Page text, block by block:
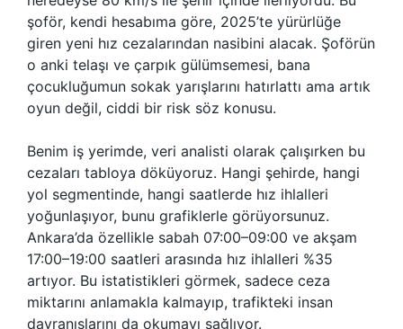
şoför, kendi hesabıma göre, 2025’te yürürlüğe
giren yeni hız cezalarından nasibini alacak. Şoförün
o anki telaşı ve çarpık gülümsemesi, bana
çocukluğumun sokak yarışlarını hatırlattı ama artık
oyun değil, ciddi bir risk söz konusu.
Benim iş yerimde, veri analisti olarak çalışırken bu
cezaları tabloya döküyoruz. Hangi şehirde, hangi
yol segmentinde, hangi saatlerde hız ihlalleri
yoğunlaşıyor, bunu grafiklerle görüyorsunuz.
Ankara’da özellikle sabah 07:00–09:00 ve akşam
17:00–19:00 saatleri arasında hız ihlalleri %35
artıyor. Bu istatistikleri görmek, sadece ceza
miktarını anlamakla kalmayıp, trafikteki insan
davranışlarını da okumayı sağlıyor.